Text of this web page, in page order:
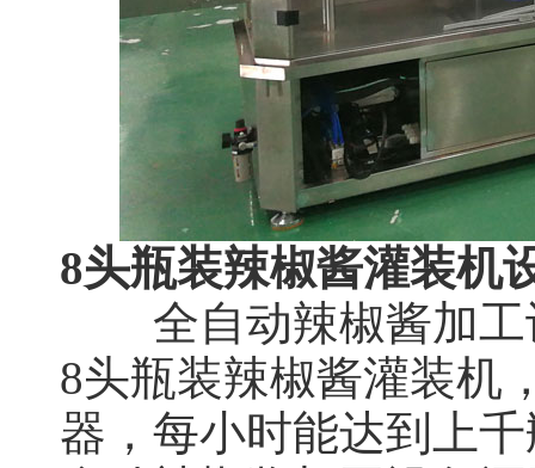
8头瓶装辣椒酱灌装机
全自动辣椒酱加工
8头瓶装辣椒酱灌装机
器，每小时能达到上